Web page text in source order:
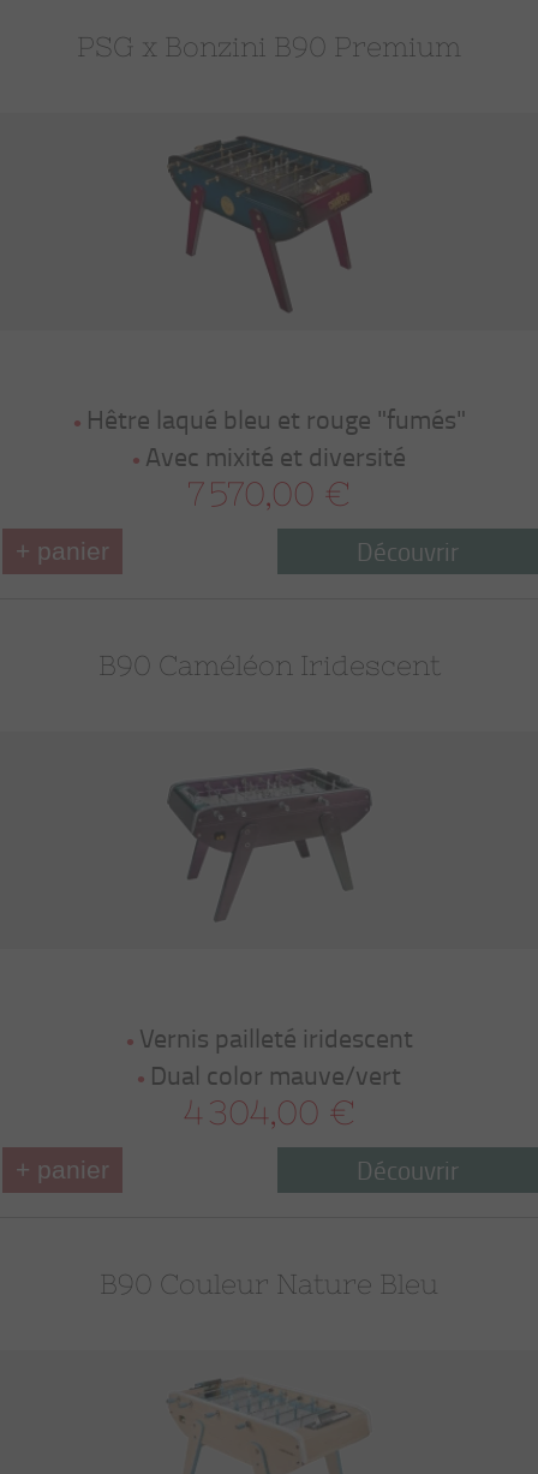
PSG x Bonzini B90 Premium
Hêtre laqué bleu et rouge "fumés"
Avec mixité et diversité
7 570,00 €
+ panier Découvrir
B90 Caméléon Iridescent
Vernis pailleté iridescent
Dual color mauve/vert
4 304,00 €
+ panier Découvrir
B90 Couleur Nature Bleu